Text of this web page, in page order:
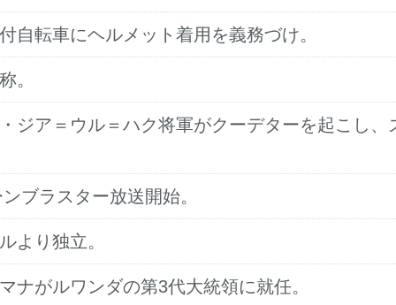
自転車にヘルメット着用を義務づけ。
。
ジア＝ウル＝ハク将軍がクーデターを起こし
ブラスター放送開始。
より独立。
ナがルワンダの第3代大統領に就任。